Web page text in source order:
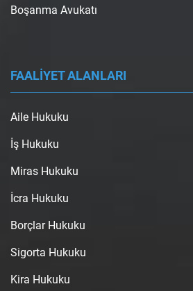
Boşanma Avukatı
FAALİYET ALANLARI
Aile Hukuku
İş Hukuku
Miras Hukuku
İcra Hukuku
Borçlar Hukuku
Sigorta Hukuku
Kira Hukuku